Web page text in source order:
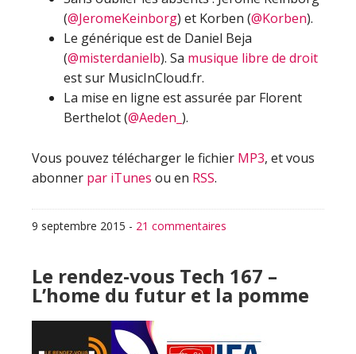
(@JeromeKeinborg) et Korben (@Korben).
Le générique est de Daniel Beja
(@misterdanielb). Sa musique libre de droit
est sur MusicInCloud.fr.
La mise en ligne est assurée par Florent
Berthelot (@Aeden_ ).
Vous pouvez télécharger le fichier MP3, et vous
abonner par iTunes ou en RSS.
9 septembre 2015 - 21 commentaires
Le rendez-vous Tech 167 –
L’home du futur et la pomme